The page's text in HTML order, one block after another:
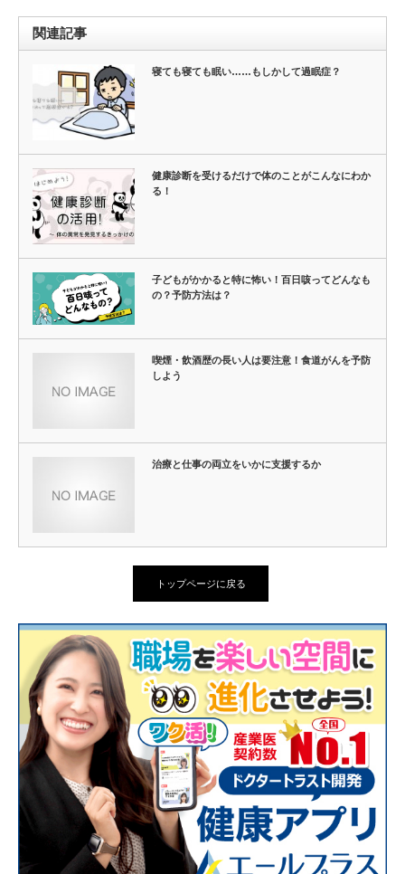
関連記事
寝ても寝ても眠い……もしかして過眠症？
健康診断を受けるだけで体のことがこんなにわか
る！
子どもがかかると特に怖い！百日咳ってどんなも
の？予防方法は？
喫煙・飲酒歴の長い人は要注意！食道がんを予防
しよう
治療と仕事の両立をいかに支援するか
トップページに戻る